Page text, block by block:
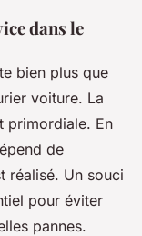
dans le
bien plus que
voiture. La
primordiale. En
de
réalisé. Un souci
pour éviter
pannes.